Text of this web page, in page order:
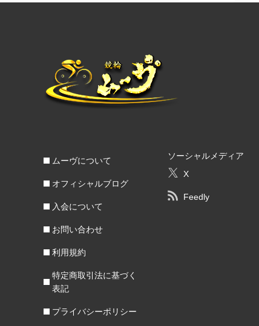
ムーヴについて
オフィシャルブログ
入会について
お問い合わせ
利用規約
特定商取引法に基づく
表記
プライバシーポリシー
ソーシャルメディア
X
Feedly